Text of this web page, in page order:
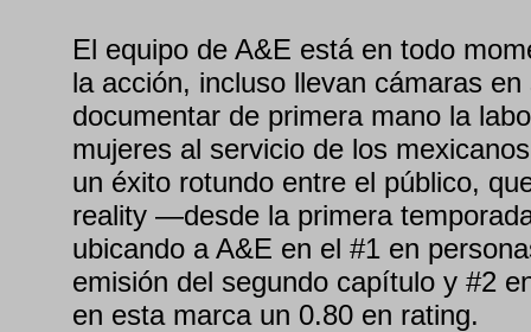
El equipo de A&E está en todo
la acción, incluso llevan cámaras
documentar de primera mano la
mujeres al servicio de los
un éxito rotundo entre el público,
reality —desde la primera
ubicando a A&E en el #1 en
emisión del segundo capítulo y #2
en esta marca un 0.80 en rating.